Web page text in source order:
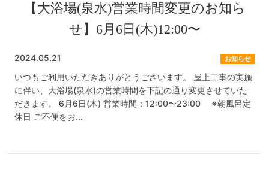
【大浴場(泉水)営業時間変更のお知ら
せ】6月6日(木)12:00〜
2024.05.21 お知らせ
いつもご利用いただきありがとうございます。 屋上工事の実施
に伴い、大浴場(泉水)の営業時間を下記の通り変更させていた
だきます。 6月6日(木) 営業時間：12:00〜23:00 ※朝風呂定
休日 ご不便をお...